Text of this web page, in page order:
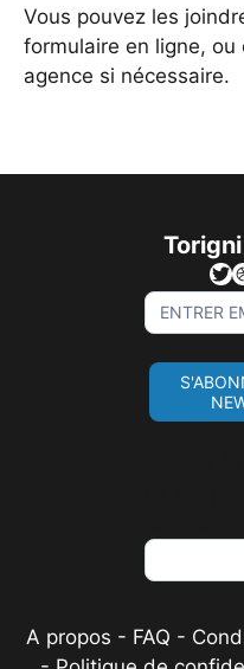
Vous pouvez les
formulaire en ligne,
agence si nécessaire.
Sign
Up
For
A propos - FAQ -